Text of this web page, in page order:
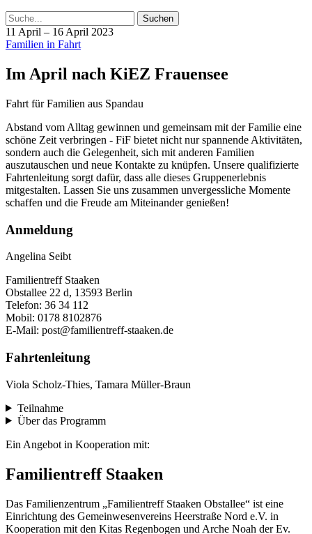
Suche
11 April – 16 April 2023
Familien in Fahrt
Im April nach KiEZ Frauensee
Fahrt für Familien aus Spandau
Abstand vom Alltag gewinnen und gemeinsam mit der Familie eine
schöne Zeit verbringen - FiF bietet nicht nur spannende Aktivitäten,
sondern auch die Gelegenheit, sich mit anderen Familien
auszutauschen und neue Kontakte zu knüpfen. Unsere qualifizierte
Fahrtenleitung sorgt dafür, dass alle dieses Gruppenerlebnis
mitgestalten. Lassen Sie uns zusammen unvergessliche Momente
schaffen und die Freude am Miteinander genießen!
Anmeldung
Angelina Seibt
Familientreff Staaken
Obstallee 22 d, 13593 Berlin
Telefon: 36 34 112
Mobil: 0178 8102876
E-Mail: post@familientreff-staaken.de
Fahrtenleitung
Viola Scholz-Thies, Tamara Müller-Braun
Teilnahme
Über das Programm
Ein Angebot in Kooperation mit:
Familientreff Staaken
Das Familienzentrum „Familientreff Staaken Obstallee“ ist eine
Einrichtung des Gemeinwesenvereins Heerstraße Nord e.V. in
Kooperation mit den Kitas Regenbogen und Arche Noah der Ev.